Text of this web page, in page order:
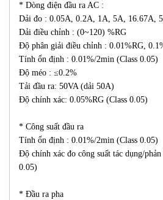
* Dòng điện đầu ra AC :
Dải đo : 0.05A, 0.2A, 1A, 5A, 16.67A,
Dải điều chỉnh : (0~120) %RG
Độ phân giải điều chỉnh : 0.01%RG,
Tính ổn định : 0.01%/2min (Class 0.05)
Độ méo : ≤0.2%
Tải đầu ra: 50VA (dải 50A)
Độ chính xác: 0.05%RG (Class 0.05)
* Công suất đầu ra
Tính ổn định : 0.01%/2min (Class 0.05)
Độ chính xác đo công suất tác dụng/
0.05)
* Đầu ra pha